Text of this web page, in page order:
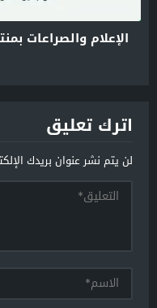
الإعلام والصراعات
اترك تعليق
لن يتم نشر عنوان بريدك